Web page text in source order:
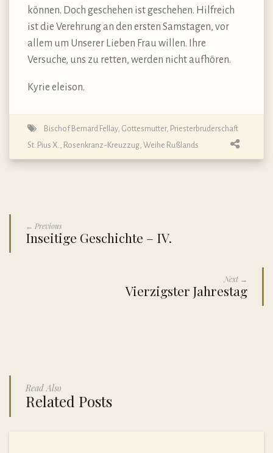
können. Doch geschehen ist geschehen. Hilfreich
ist die Verehrung an den ersten Samstagen, vor
allem um Unserer Lieben Frau willen. Ihre
Versuche, uns zu retten, werden nicht aufhören.
Kyrie eleison.
Bischof Bernard Fellay, Gottesmutter, Priesterbruderschaft
St. Pius X.
Rosenkranz-Kreuzzug Weihe Rußlands
← Previous
Inseitige Geschichte – IV.
Next →
Vierzigster Jahrestag
Read Also
Related Posts